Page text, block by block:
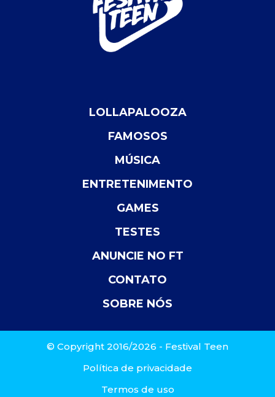
LOLLAPALOOZA
FAMOSOS
MÚSICA
ENTRETENIMENTO
GAMES
TESTES
ANUNCIE NO FT
CONTATO
SOBRE NÓS
© Copyright 2016/2026 - Festival Teen
Política de privacidade
Termos de uso